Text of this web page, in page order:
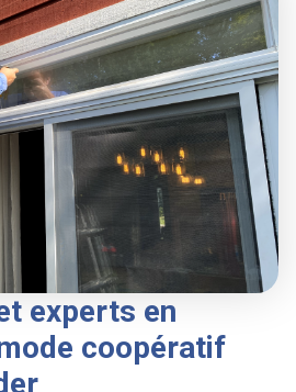
experts en
coopératif